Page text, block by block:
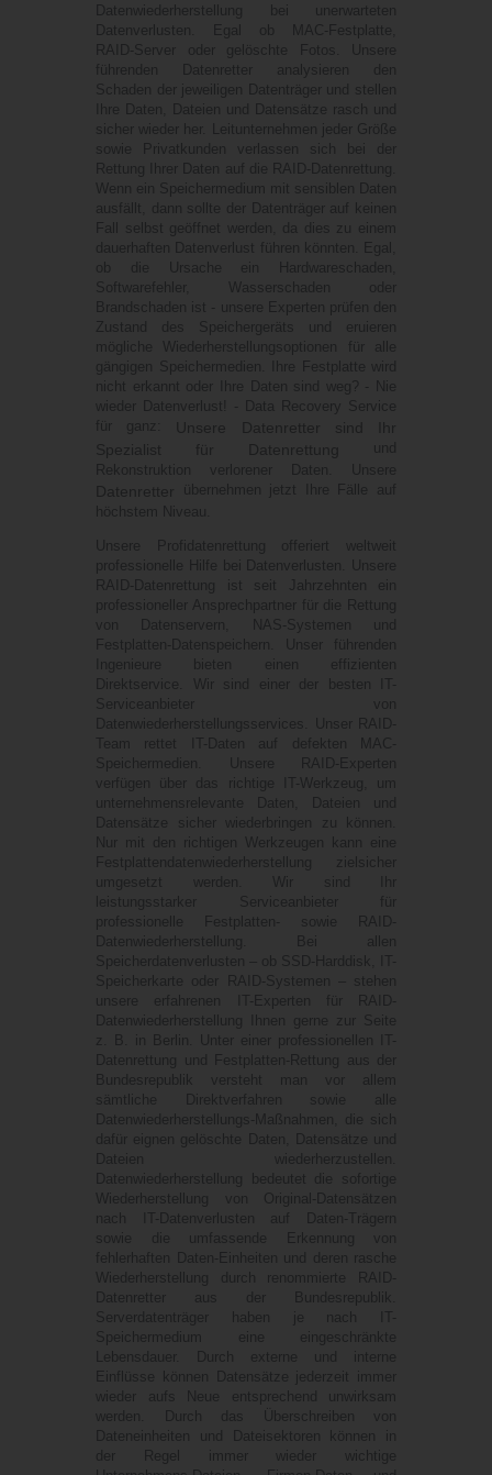
Datenwiederherstellung bei unerwarteten
Datenverlusten. Egal ob MAC-Festplatte,
RAID-Server oder gelöschte Fotos. Unsere
führenden Datenretter analysieren den
Schaden der jeweiligen Datenträger und stellen
Ihre Daten, Dateien und Datensätze rasch und
sicher wieder her. Leitunternehmen jeder Größe
sowie Privatkunden verlassen sich bei der
Rettung Ihrer Daten auf die RAID-Datenrettung.
Wenn ein Speichermedium mit sensiblen Daten
ausfällt, dann sollte der Datenträger auf keinen
Fall selbst geöffnet werden, da dies zu einem
dauerhaften Datenverlust führen könnten. Egal,
ob die Ursache ein Hardwareschaden,
Softwarefehler, Wasserschaden oder
Brandschaden ist - unsere Experten prüfen den
Zustand des Speichergeräts und eruieren
mögliche Wiederherstellungsoptionen für alle
gängigen Speichermedien. Ihre Festplatte wird
nicht erkannt oder Ihre Daten sind weg? - Nie
wieder Datenverlust! - Data Recovery Service
für ganz:
Unsere Datenretter sind Ihr
Spezialist für Datenrettung
und
Rekonstruktion verlorener Daten. Unsere
Datenretter
übernehmen jetzt Ihre Fälle auf
höchstem Niveau.
Unsere Profidatenrettung offeriert weltweit
professionelle Hilfe bei Datenverlusten. Unsere
RAID-Datenrettung ist seit Jahrzehnten ein
professioneller Ansprechpartner für die Rettung
von Datenservern, NAS-Systemen und
Festplatten-Datenspeichern. Unser führenden
Ingenieure bieten einen effizienten
Direktservice. Wir sind einer der besten IT-
Serviceanbieter von
Datenwiederherstellungsservices. Unser RAID-
Team rettet IT-Daten auf defekten MAC-
Speichermedien. Unsere RAID-Experten
verfügen über das richtige IT-Werkzeug, um
unternehmensrelevante Daten, Dateien und
Datensätze sicher wiederbringen zu können.
Nur mit den richtigen Werkzeugen kann eine
Festplattendatenwiederherstellung zielsicher
umgesetzt werden. Wir sind Ihr
leistungsstarker Serviceanbieter für
professionelle Festplatten- sowie RAID-
Datenwiederherstellung. Bei allen
Speicherdatenverlusten – ob SSD-Harddisk, IT-
Speicherkarte oder RAID-Systemen – stehen
unsere erfahrenen IT-Experten für RAID-
Datenwiederherstellung Ihnen gerne zur Seite
z. B. in
Berlin
. Unter einer professionellen IT-
Datenrettung und Festplatten-Rettung aus der
Bundesrepublik versteht man vor allem
sämtliche Direktverfahren sowie alle
Datenwiederherstellungs-Maßnahmen, die sich
dafür eignen gelöschte Daten, Datensätze und
Dateien wiederherzustellen.
Datenwiederherstellung bedeutet die sofortige
Wiederherstellung von Original-Datensätzen
nach IT-Datenverlusten auf Daten-Trägern
sowie die umfassende Erkennung von
fehlerhaften Daten-Einheiten und deren rasche
Wiederherstellung durch renommierte RAID-
Datenretter aus der Bundesrepublik.
Serverdatenträger haben je nach IT-
Speichermedium eine eingeschränkte
Lebensdauer. Durch externe und interne
Einflüsse können Datensätze jederzeit immer
wieder aufs Neue entsprechend unwirksam
werden. Durch das Überschreiben von
Dateneinheiten und Dateisektoren können in
der Regel immer wieder wichtige